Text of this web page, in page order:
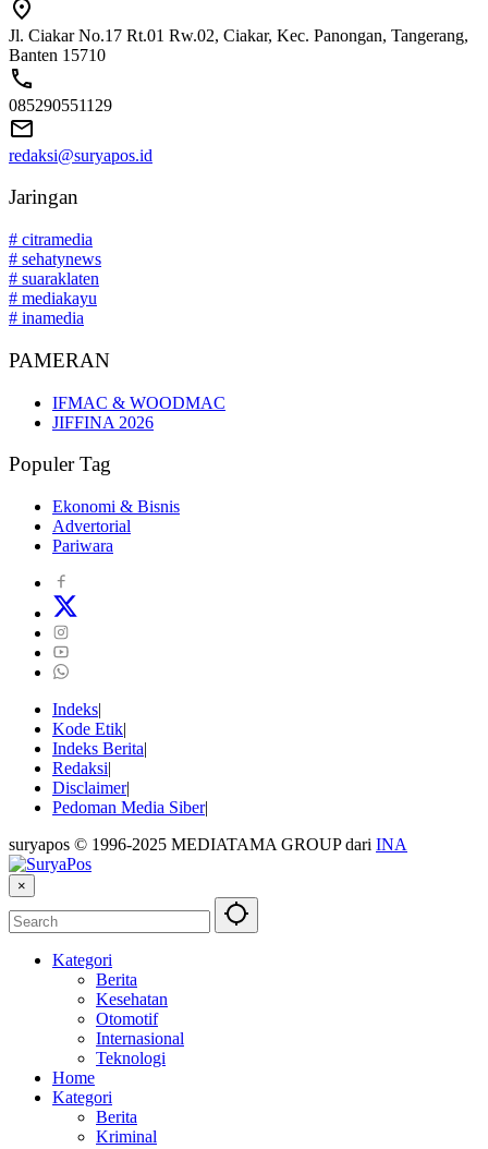
Jl. Ciakar No.17 Rt.01 Rw.02, Ciakar, Kec. Panongan, Tangerang,
Banten 15710
085290551129
redaksi@suryapos.id
Jaringan
# citramedia
# sehatynews
# suaraklaten
# mediakayu
# inamedia
PAMERAN
IFMAC & WOODMAC
JIFFINA 2026
Populer Tag
Ekonomi & Bisnis
Advertorial
Pariwara
Indeks
Kode Etik
Indeks Berita
Redaksi
Disclaimer
Pedoman Media Siber
suryapos © 1996-2025 MEDIATAMA GROUP dari INA
×
Kategori
Berita
Kesehatan
Otomotif
Internasional
Teknologi
Home
Kategori
Berita
Kriminal